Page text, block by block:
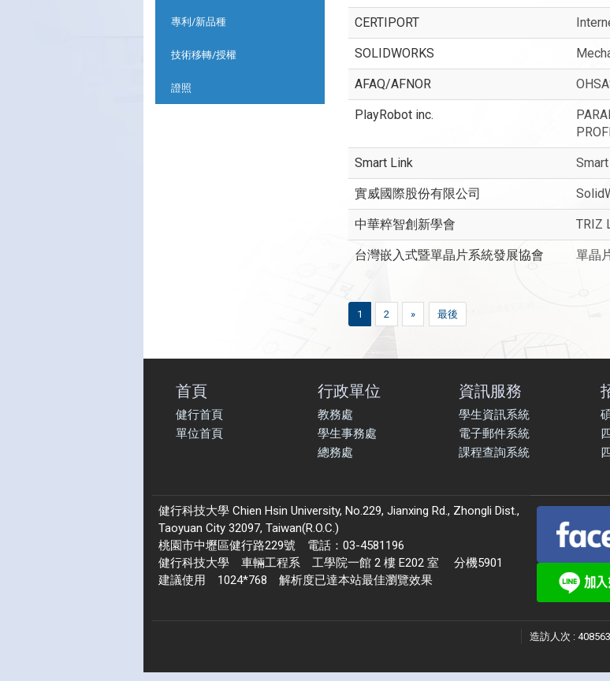
專利/新品種
技術移轉/授權
證照
CERTIPORT
SOLIDWORKS
AFAQ/AFNOR
PlayRobot inc.
Smart Link
實威國際股份有限公司
中華粹智創新學會 TRIZ
台灣嵌入式暨單晶片系統發展協會 單晶
1 2 » 最後
首頁
健行首頁
單位首頁
行政單位
教務處
學生事務處
總務處
資訊服務
學生資訊系統
電子郵件系統
課程查詢系統
健行科技大學 Chien Hsin University, No.229, Jianxing Rd., Zhongli Dist.,
Taoyuan City 32097, Taiwan(R.O.C.)
桃園市中壢區健行路229號 電話：03-4581196
健行科技大學 車輛工程系 工學院一館 2 樓 E202 室 分機5901
建議使用 1024*768 解析度已達本站最佳瀏覽效果
造訪人次 : 408563